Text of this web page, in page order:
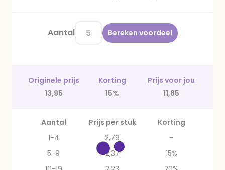
Aantal Bereken voordeel
Originele prijs Korting
Prijs voor jou
13,95
15% 11,85
Aantal Prijs per stuk
Korting
1-4
2,79
-
5-9
2,37
15%